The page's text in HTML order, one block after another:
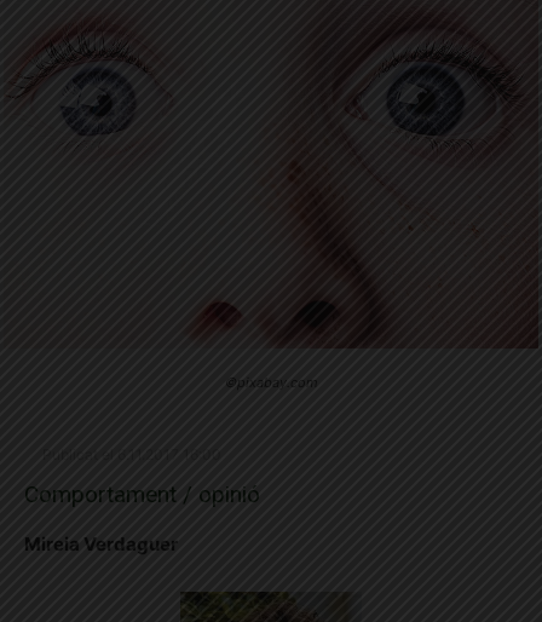
©pixabay.com
Comportament / opinió
Mireia Verdaguer